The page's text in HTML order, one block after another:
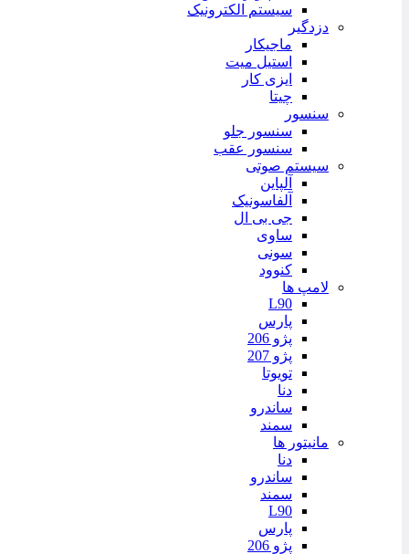
سیستم الکترونیک
دزدگیر
ماجیکار
استیل میت
ایزی کار
چیتا
سنسور
سنسور جلو
سنسور عقب
سیستم صوتی
آلپاین
آلفاسونیک
جی بی ال
ساوی
سونی
کنوود
لامپ ها
L90
پارس
پژو 206
پژو 207
تویوتا
دنا
ساندرو
سمند
مانیتور ها
دنا
ساندرو
سمند
L90
پارس
پژو 206